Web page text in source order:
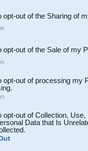
Participants
opt-out of the Sharing of
opt-out of the Sale of my
opt-out of processing my
opt-out of Collection,
Data that Is